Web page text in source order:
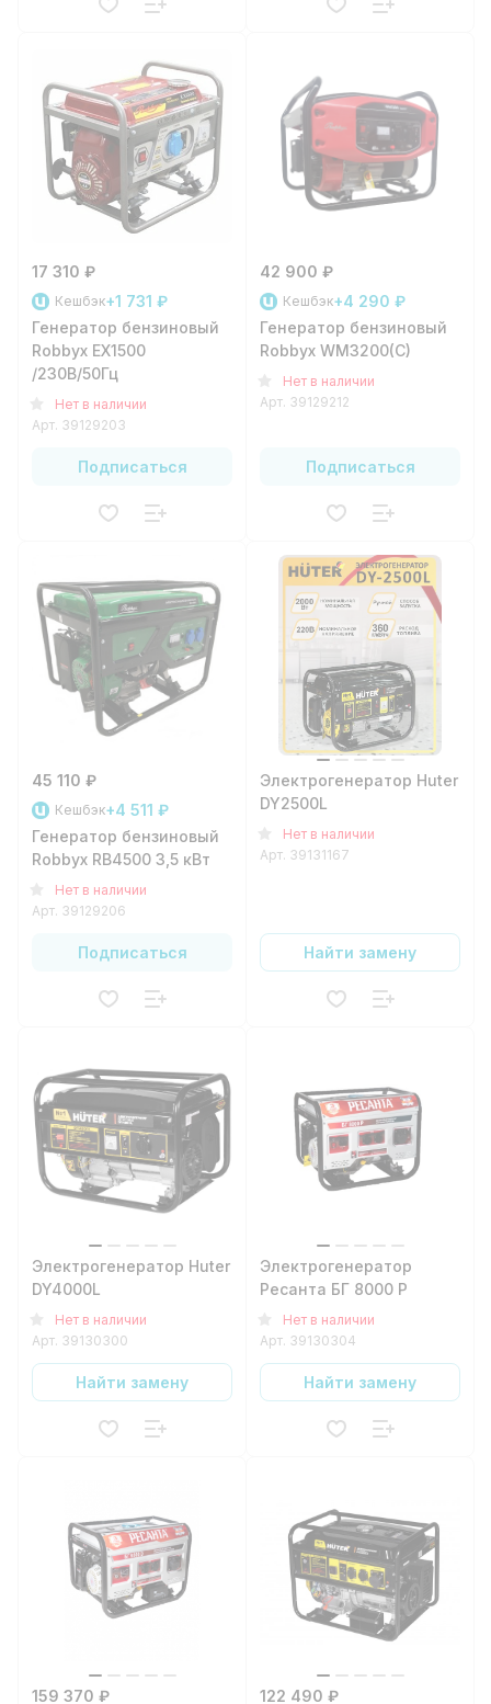
17 310 ₽
Кешбэк+1 731 ₽
Генератор бензиновый
Robbyx EX1500
/230В/50Гц
Нет в наличии
Арт. 39129203
Подписаться
42 900 ₽
Кешбэк+4 290 ₽
Генератор бензиновый
Robbyx WM3200(C)
Нет в наличии
Арт. 39129212
Подписаться
45 110 ₽
Кешбэк+4 511 ₽
Генератор бензиновый
Robbyx RB4500 3,5 кВт
Нет в наличии
Арт. 39129206
Подписаться
Электрогенератор Huter
DY2500L
Нет в наличии
Арт. 39131167
Найти замену
Электрогенератор Huter
DY4000L
Нет в наличии
Арт. 39130300
Найти замену
Электрогенератор
Ресанта БГ 8000 Р
Нет в наличии
Арт. 39130304
Найти замену
159 370 ₽ 122 490 ₽